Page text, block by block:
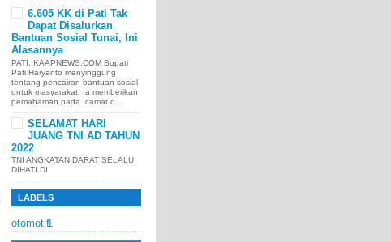
6.605 KK di Pati Tak
Dapat Disalurkan
Bantuan Sosial Tunai, Ini
Alasannya
PATI, KAAPNEWS.COM Bupati
Pati Haryanto menyinggung
tentang pencairan bantuan sosial
untuk masyarakat. Ia memberikan
pemahaman pada camat d...
SELAMAT HARI
JUANG TNI AD TAHUN
2022
TNI ANGKATAN DARAT SELALU
DIHATI DI
LABELS
otomotif1